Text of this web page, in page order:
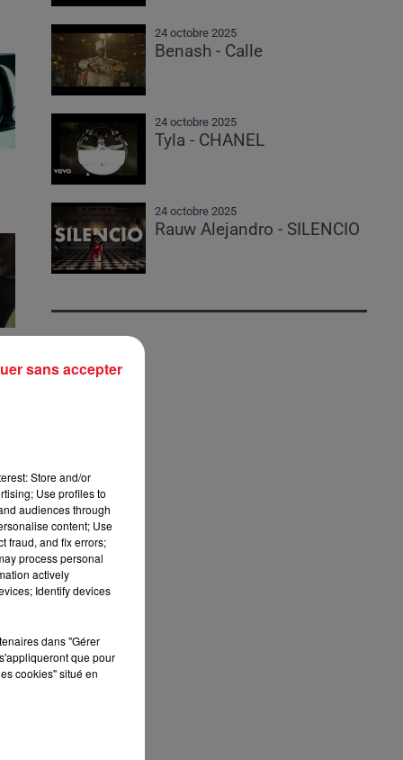
24 octobre 2025
Benash - Calle
24 octobre 2025
Tyla - CHANEL
24 octobre 2025
Rauw Alejandro - SILENCIO
Store and/or
Use profiles to
audiences through
content; Use
fraud, and fix errors;
process personal
actively
Identify devices
dans "Gérer
que pour
cookies" situé en
sans accepter